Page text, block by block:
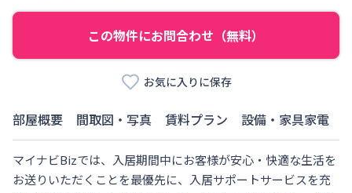
この物件にお問合わせ（無料）
お気に入りに保存
部屋概要 間取図・写真 賃料プラン 設備・家具家電
マイナビBizでは、入居期間中にお客様が安心・快適な生活を
お送りいただくことを最優先に、入居サポートサービスを充